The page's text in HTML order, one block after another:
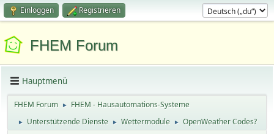
Einloggen Registrieren
FHEM Forum
Hauptmenü
FHEM Forum ► FHEM - Hausautomations-Systeme
► Unterstützende Dienste ► Wettermodule ► OpenWeather Codes?